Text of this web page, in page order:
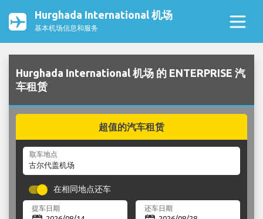
Hurghada International 机场
基本机场信息和服务
Hurghada International 机场 的 ENTERPRISE 汽
车租赁
超值的汽车租赁
取车地点
在相同地点还车
提车日期 还车日期